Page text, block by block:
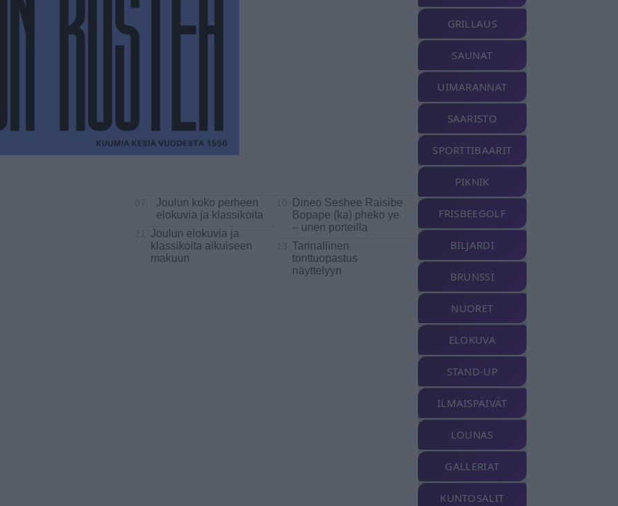
Joulun koko perheen
elokuvia ja klassikoita
Joulun elokuvia ja
klassikoita aikuiseen
makuun
Dineo Seshee Raisibe
Bopape (ka) pheko ye
– unen porteilla
Tarinallinen
tonttuopastus
näyttelyyn
GRILLAUS
SAUNAT
UIMARANNAT
SAARISTO
SPORTTIBAARIT
PIKNIK
FRISBEEGOLF
BILJARDI
BRUNSSI
NUORET
ELOKUVA
STAND-UP
ILMAISPÄIVÄT
LOUNAS
GALLERIAT
KUNTOSALIT